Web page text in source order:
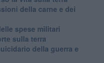
della carne e dei
spese militari
sulla terra
della guerra e